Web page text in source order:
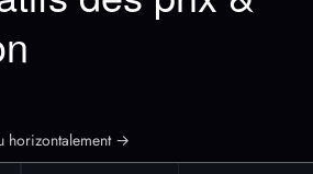
horizontalement →